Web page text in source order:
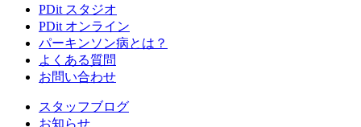
PDit スタジオ
PDit オンライン
パーキンソン病とは？
よくある質問
お問い合わせ
スタッフブログ
お知らせ